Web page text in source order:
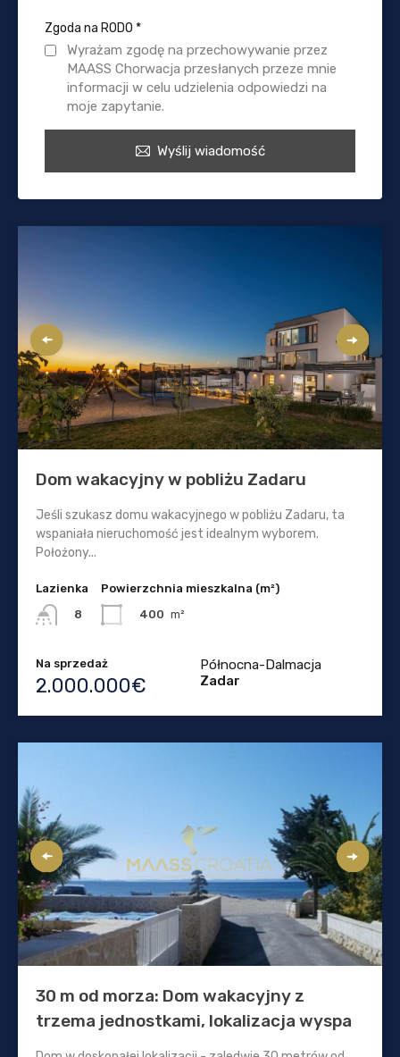
Zgoda na RODO *
Wyrażam zgodę na przechowywanie przez
MAASS Chorwacja przesłanych przeze mnie
informacji w celu udzielenia odpowiedzi na
moje zapytanie.
Wyślij wiadomość
Dom wakacyjny w pobliżu Zadaru
Jeśli szukasz domu wakacyjnego w pobliżu Zadaru, ta
wspaniała nieruchomość jest idealnym wyborem.
Położony...
Lazienka
8
Powierzchnia mieszkalna (m²)
400 m²
Na sprzedaż
2.000.000€
Północna-Dalmacja
Zadar
30 m od morza: Dom wakacyjny z
trzema jednostkami, lokalizacja wyspa